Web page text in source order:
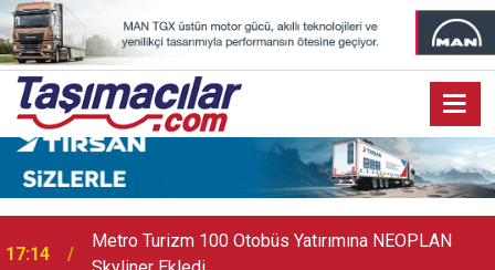
17:07 Audi Q9 Markanın En Büyük SUV Modeli Oldu